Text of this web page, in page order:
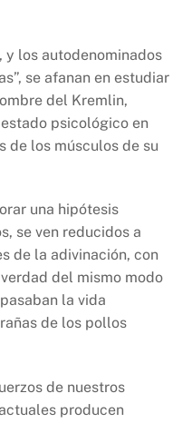
los autodenominados
se afanan en estudiar
del Kremlin,
psicológico en
de los músculos de su
una hipótesis
se ven reducidos a
de la adivinación, con
del mismo modo
la vida
de los pollos
de nuestros
producen